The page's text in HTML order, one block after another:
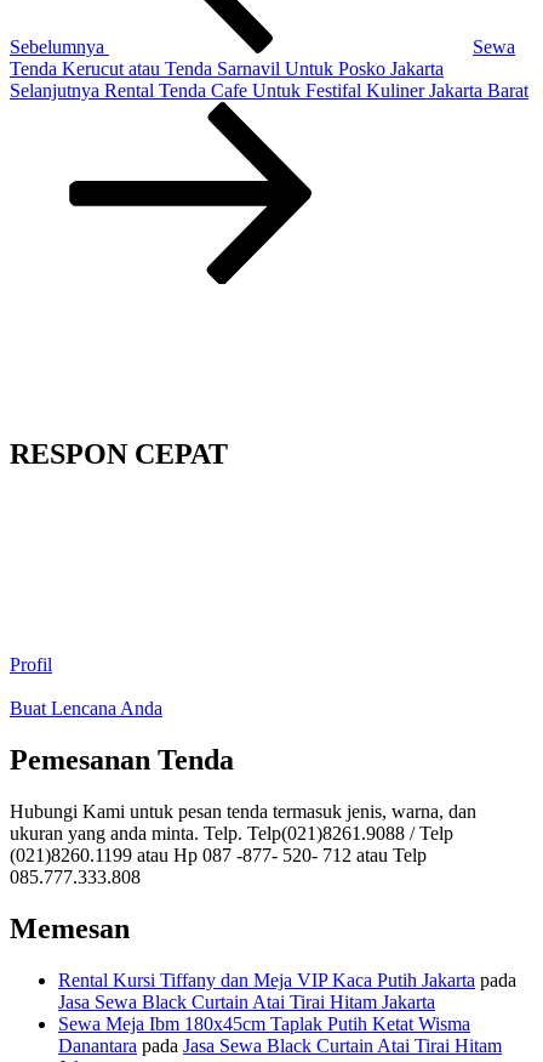
Sebelumnya
Sewa
Tenda Kerucut atau Tenda Sarnavil Untuk Posko Jakarta
Pos
Selanjutnya Rental Tenda Cafe Untuk Festifal Kuliner Jakarta Barat
RESPON CEPAT
Profil
Buat Lencana Anda
Pemesanan Tenda
Hubungi Kami untuk pesan tenda termasuk jenis, warna, dan
ukuran yang anda minta. Telp. Telp(021)8261.9088 / Telp
(021)8260.1199 atau Hp 087 -877- 520- 712 atau Telp
085.777.333.808
Memesan
Rental Kursi Tiffany dan Meja VIP Kaca Putih Jakarta pada
Jasa Sewa Black Curtain Atai Tirai Hitam Jakarta
Sewa Meja Ibm 180x45cm Taplak Putih Ketat Wisma
Danantara pada Jasa Sewa Black Curtain Atai Tirai Hitam